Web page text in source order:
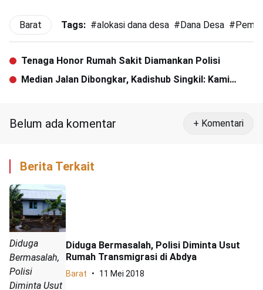
Barat Tags: #alokasi dana desa #Dana Desa #
Tenaga Honor Rumah Sakit Diamankan Polisi
Median Jalan Dibongkar, Kadishub Singkil: Kami
Belum ada komentar + Komentari
Berita Terkait
Diduga
Bermasalah,
Polisi
Diminta Usut
Diduga Bermasalah, Polisi Diminta Usut
Rumah Transmigrasi di Abdya
Barat 11 Mei 2018